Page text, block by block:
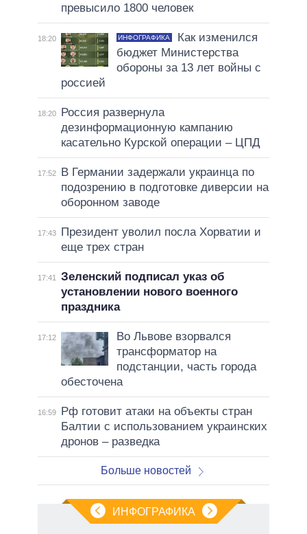
превысило 1800 человек
18:20 ИНФОГРАФИКА
Как изменился
бюджет Министерства
обороны за 13 лет войны с
россией
18:20
Россия развернула
дезинформационную кампанию
касательно Курской операции – ЦПД
17:52
В Германии задержали украинца по
подозрению в подготовке диверсии на
оборонном заводе
17:43
Президент уволил посла Хорватии и
еще трех стран
17:41
Зеленский подписал указ об
установлении нового военного
праздника
17:12
Во Львове взорвался
трансформатор на
подстанции, часть города
обесточена
16:59
Рф готовит атаки на объекты стран
Балтии с использованием украинских
дронов – разведка
Больше новостей
ИНФОГРАФИКА